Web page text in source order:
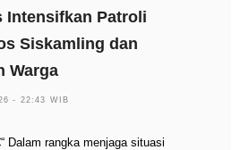
Intensifkan Patroli
Siskamling dan
Warga
- 22:43 WIB
Dalam rangka menjaga situasi